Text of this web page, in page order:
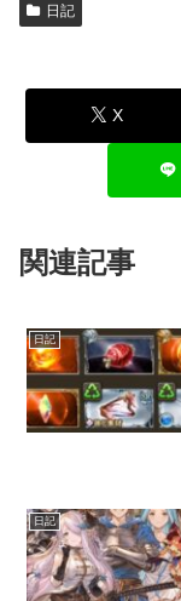
日記
X
関連記事
日記
日記